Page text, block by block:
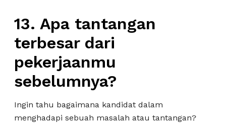
13. Apa tantangan
terbesar dari
pekerjaanmu
sebelumnya?
Ingin tahu bagaimana kandidat dalam
menghadapi sebuah masalah atau tantangan?